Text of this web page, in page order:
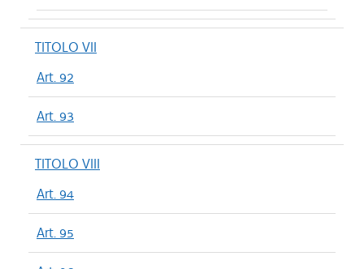
TITOLO VII
Art. 92
Art. 93
TITOLO VIII
Art. 94
Art. 95